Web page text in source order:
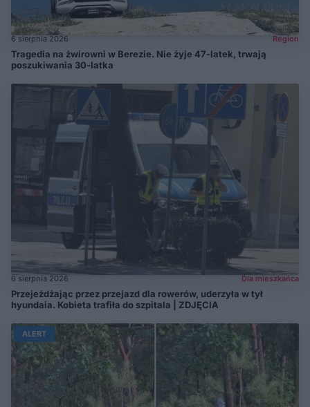
6 sierpnia 2026 Region
Tragedia na żwirowni w Berezie. Nie żyje 47-latek, trwają
poszukiwania 30-latka
6 sierpnia 2026 Dla mieszkańca
Przejeżdżając przez przejazd dla rowerów, uderzyła w tył
hyundaia. Kobieta trafiła do szpitala | ZDJĘCIA
ALERT